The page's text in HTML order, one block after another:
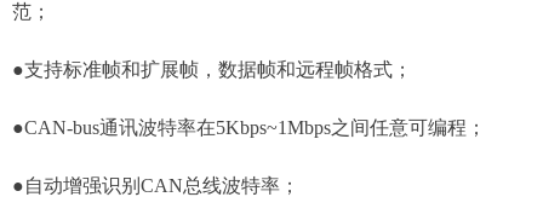
范；
●支持标准帧和扩展帧，数据帧和远程帧格式；
●CAN-bus通讯波特率在5Kbps~1Mbps之间任意可编程；
●自动增强识别CAN总线波特率；